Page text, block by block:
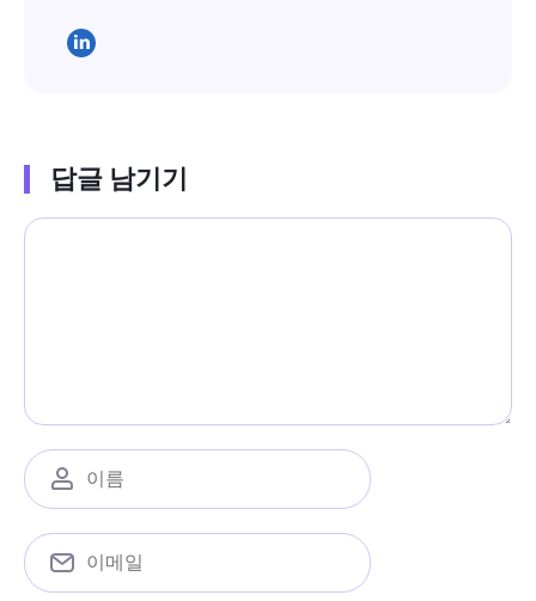
답글 남기기